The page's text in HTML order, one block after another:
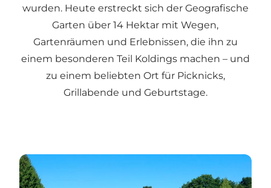
wurden. Heute erstreckt sich der Geografische
Garten über 14 Hektar mit Wegen,
Gartenräumen und Erlebnissen, die ihn zu
einem besonderen Teil Koldings machen – und
zu einem beliebten Ort für Picknicks,
Grillabende und Geburtstage.